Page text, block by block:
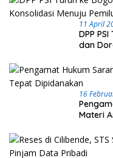
11 April
DPP
dan
16
Materi